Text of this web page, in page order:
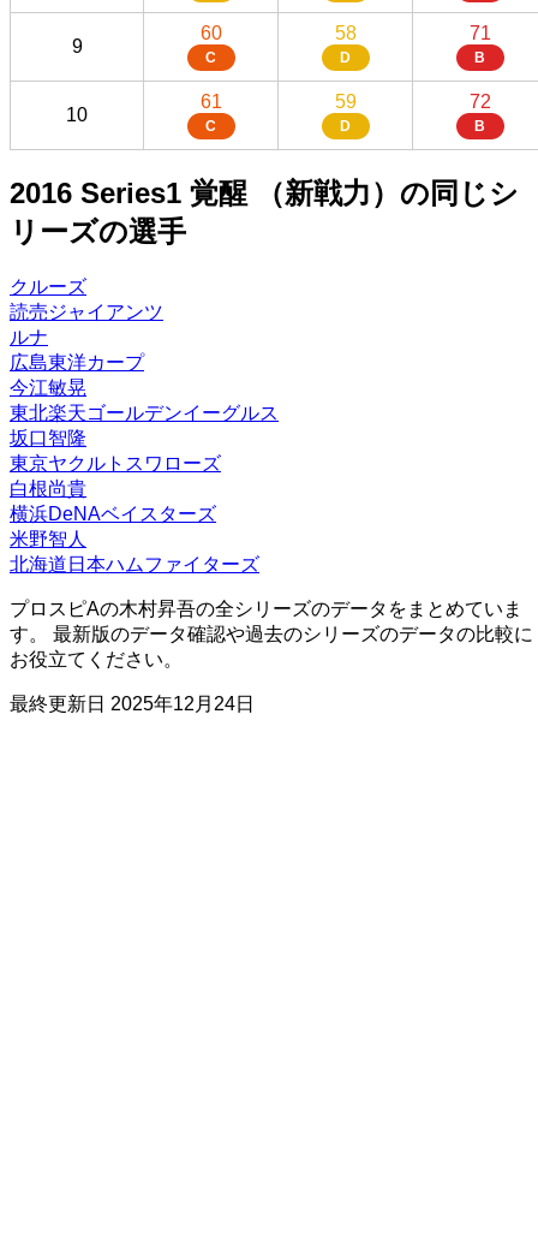
9
60
C
58
D
71
B
10
61
C
59
D
72
B
2016 Series1 覚醒 （新戦力）の同じシ
リーズの選手
クルーズ
読売ジャイアンツ
ルナ
広島東洋カープ
今江敏晃
東北楽天ゴールデンイーグルス
坂口智隆
東京ヤクルトスワローズ
白根尚貴
横浜DeNAベイスターズ
米野智人
北海道日本ハムファイターズ
プロスピAの木村昇吾の全シリーズのデータをまとめていま
す。 最新版のデータ確認や過去のシリーズのデータの比較に
お役立てください。
最終更新日 2025年12月24日